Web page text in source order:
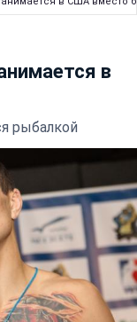
в
рыбалкой